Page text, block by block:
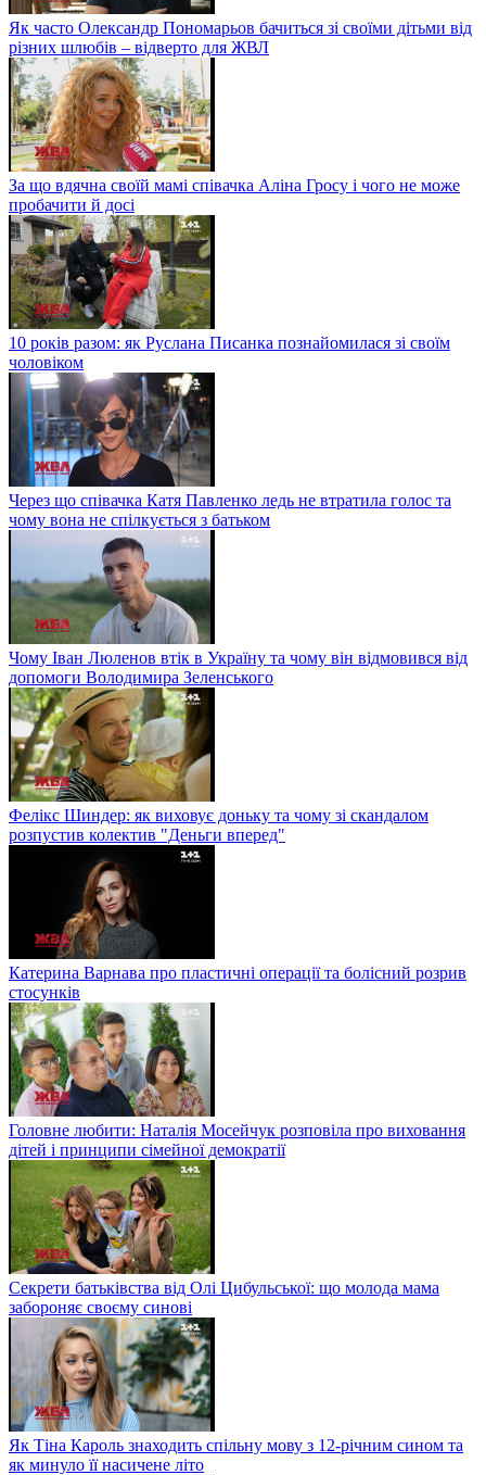
Як часто Олександр Пономарьов бачиться зі своїми дітьми від
різних шлюбів – відверто для ЖВЛ
За що вдячна своїй мамі співачка Аліна Гросу і чого не може
пробачити й досі
10 років разом: як Руслана Писанка познайомилася зі своїм
чоловіком
Через що співачка Катя Павленко ледь не втратила голос та
чому вона не спілкується з батьком
Чому Іван Люленов втік в Україну та чому він відмовився від
допомоги Володимира Зеленського
Фелікс Шиндер: як виховує доньку та чому зі скандалом
розпустив колектив "Деньги вперед"
Катерина Варнава про пластичні операції та болісний розрив
стосунків
Головне любити: Наталія Мосейчук розповіла про виховання
дітей і принципи сімейної демократії
Секрети батьківства від Олі Цибульської: що молода мама
забороняє своєму синові
Як Тіна Кароль знаходить спільну мову з 12-річним сином та
як минуло її насичене літо